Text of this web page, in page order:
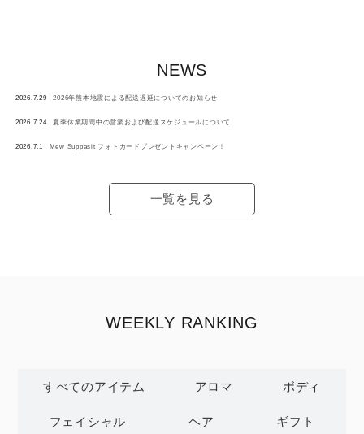
NEWS
2026.7.29 2026年熊本地震による配送遅延についてのお知らせ
2026.7.24 夏季休業期間中の営業および配送スケジュールについて
2026.7.1 Mew Suppasit フォトカードプレゼントキャンペーン！
一覧を見る
WEEKLY RANKING
すべてのアイテム アロマ ボディ
フェイシャル ヘア ギフト